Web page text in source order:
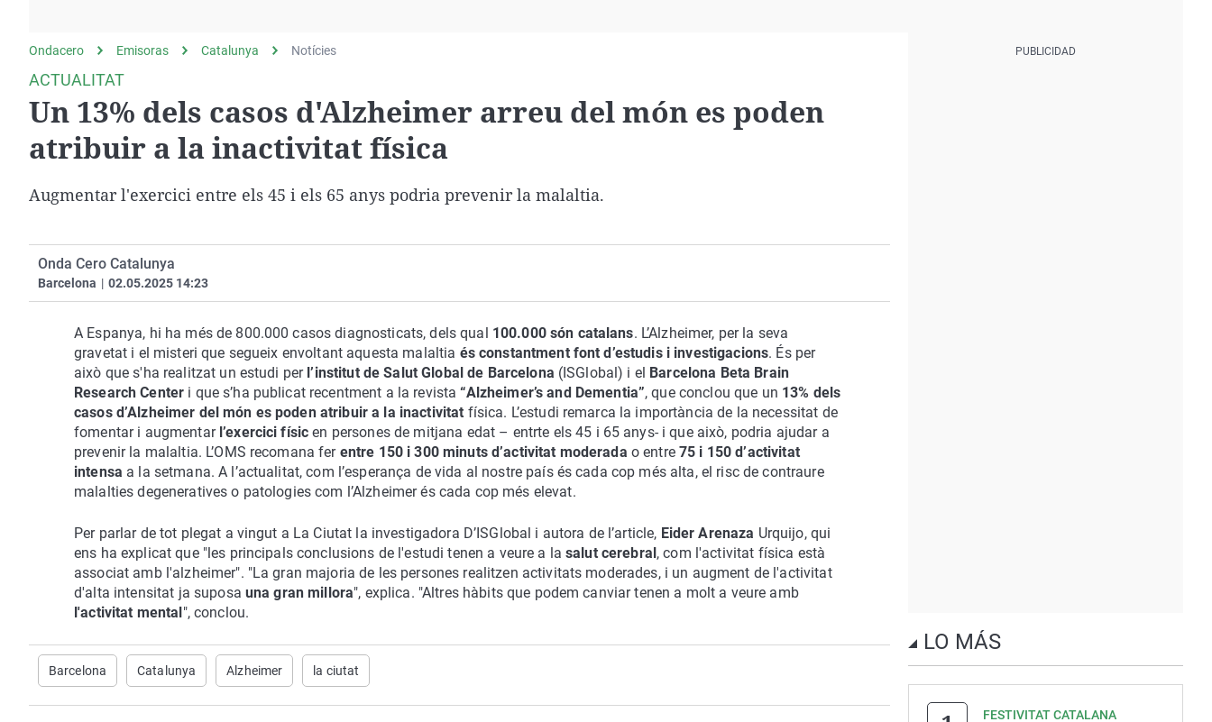
Operación Viuda
Negra
Navarra
Ondacero Emisoras Catalunya Notícies
ACTUALITAT
Un 13% dels casos d'Alzheimer arreu del món es poden
atribuir a la inactivitat física
Augmentar l'exercici entre els 45 i els 65 anys podria prevenir la malaltia.
Onda Cero Catalunya
Barcelona | 02.05.2025 14:23
A Espanya, hi ha més de 800.000 casos diagnosticats, dels qual 100.000 són catalans. L’Alzheimer, per la seva
gravetat i el misteri que segueix envoltant aquesta malaltia és constantment font d’estudis i investigacions. És per
això que s'ha realitzat un estudi per l’institut de Salut Global de Barcelona (ISGlobal) i el Barcelona Beta Brain
Research Center i que s’ha publicat recentment a la revista“Alzheimer’s and Dementia”, que conclou que un 13% dels
casos d’Alzheimer del món es poden atribuir a la inactivitat física. L’estudi remarca la importància de la necessitat de
fomentar i augmentarl’exercici físic en persones de mitjana edat – entrte els 45 i 65 anys- i que això, podria ajudar a
prevenir la malaltia. L’OMS recomana ferentre 150 i 300 minuts d’activitat moderada o entre75 i 150 d’activitat
intensa a la setmana. A l’actualitat, com l’esperança de vida al nostre país és cada cop més alta, el risc de contraure
malalties degeneratives o patologies com l’Alzheimer és cada cop més elevat.
Per parlar de tot plegat a vingut a La Ciutat la investigadora D’ISGlobal i autora de l’article, Eider Arenaza Urquijo, qui
ens ha explicat que "les principals conclusions de l'estudi tenen a veure a lasalut cerebral, com l'activitat física està
associat amb l'alzheimer". "La gran majoria de les persones realitzen activitats moderades, i un augment de l'activitat
d'alta intensitat ja suposa una gran millora", explica. "Altres hàbits que podem canviar tenen a molt a veure amb
l'activitat mental", conclou.
Barcelona Catalunya Alzheimer la ciutat
LO MÁS
FESTIVITAT CATALANA